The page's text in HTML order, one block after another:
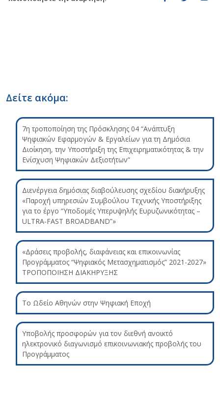
Δείτε ακόμα:
7η τροποποίηση της Πρόσκλησης 04 “Ανάπτυξη
Ψηφιακών Εφαρμογών & Εργαλείων για τη Δημόσια
Διοίκηση, την Υποστήριξη της Επιχειρηματικότητας & την
Ενίσχυση Ψηφιακών Δεξιοτήτων”
Διενέργεια δημόσιας διαβούλευσης σχεδίου διακήρυξης
«Παροχή υπηρεσιών Συμβούλου Τεχνικής Υποστήριξης
για το έργο “Υποδομές Υπερυψηλής Ευρυζωνικότητας –
ULTRA-FAST BROADBAND”»
«Δράσεις προβολής, διαφάνειας και επικοινωνίας
Προγράμματος “Ψηφιακός Μετασχηματισμός” 2021-2027»
ΤΡΟΠΟΠΟΙΗΣΗ ΔΙΑΚΗΡΥΞΗΣ
Το Ωδείο Αθηνών στην Ψηφιακή Εποχή
Υποβολής προσφορών για τον διεθνή ανοικτό
ηλεκτρονικό διαγωνισμό επικοινωνιακής προβολής του
Προγράμματος